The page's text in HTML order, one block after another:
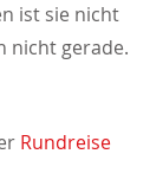
ist sie nicht
nicht gerade.
Rundreise